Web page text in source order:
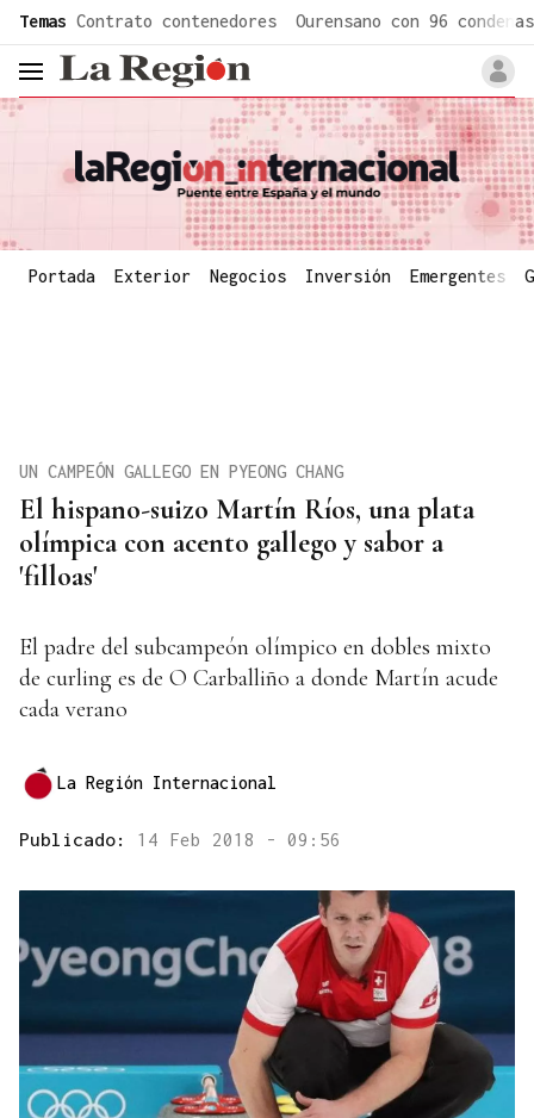
Temas Contrato contenedores Ourensano con 96 condenas
header.menu.open
Portada Exterior Negocios Inversión Emergentes
El hispano-suizo Martín Ríos, una plata
olímpica con acento gallego y sabor a
'filloas'
UN CAMPEÓN GALLEGO EN PYEONG CHANG
El padre del subcampeón olímpico en dobles mixto
de curling es de O Carballiño a donde Martín acude
cada verano
La Región Internacional
Publicado: 14 Feb 2018 - 09:56